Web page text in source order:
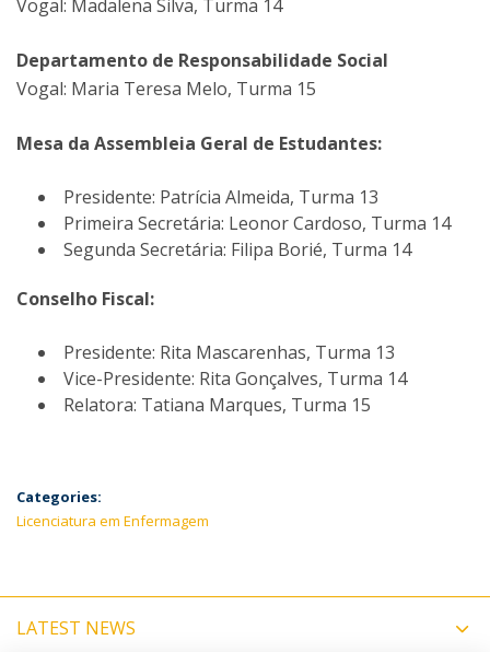
Vogal: Madalena Silva, Turma 14
Departamento de Responsabilidade Social
Vogal: Maria Teresa Melo, Turma 15
Mesa da Assembleia Geral de Estudantes:
Presidente: Patrícia Almeida, Turma 13
Primeira Secretária: Leonor Cardoso, Turma 14
Segunda Secretária: Filipa Borié, Turma 14
Conselho Fiscal:
Presidente: Rita Mascarenhas, Turma 13
Vice-Presidente: Rita Gonçalves, Turma 14
Relatora: Tatiana Marques, Turma 15
Categories:
Licenciatura em Enfermagem
LATEST NEWS